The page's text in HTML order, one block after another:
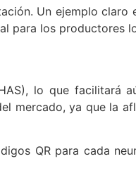
Un ejemplo claro
para los productores
lo que facilitará
mercado, ya que la
QR para cada